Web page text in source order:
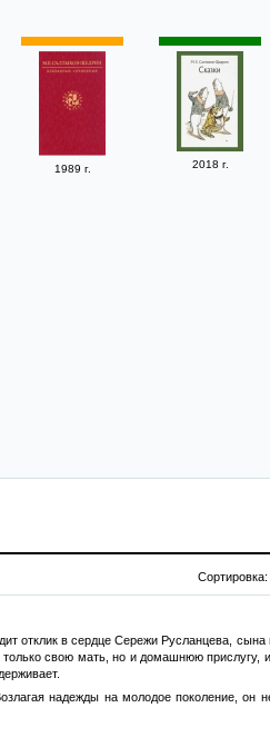
1989 г. 2018 г.
Сортировка:
отклик в сердце Сережи Русланцева,
свою мать, но и домашнюю
надежды на молодое поколение, он